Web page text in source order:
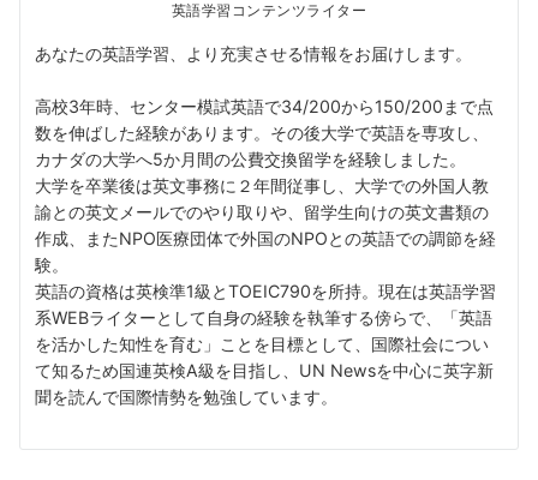
英語学習コンテンツライター
あなたの英語学習、より充実させる情報をお届けします。
高校3年時、センター模試英語で34/200から150/200まで点
数を伸ばした経験があります。その後大学で英語を専攻し、
カナダの大学へ5か月間の公費交換留学を経験しました。
大学を卒業後は英文事務に２年間従事し、大学での外国人教
諭との英文メールでのやり取りや、留学生向けの英文書類の
作成、またNPO医療団体で外国のNPOとの英語での調節を経
験。
英語の資格は英検準1級とTOEIC790を所持。現在は英語学習
系WEBライターとして自身の経験を執筆する傍らで、「英語
を活かした知性を育む」ことを目標として、国際社会につい
て知るため国連英検A級を目指し、UN Newsを中心に英字新
聞を読んで国際情勢を勉強しています。